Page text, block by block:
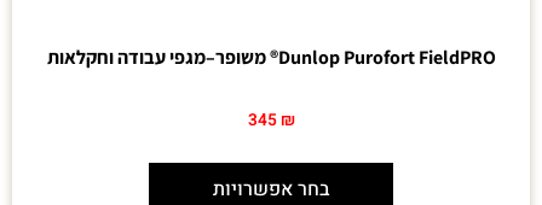
Dunlop Purofort FieldPRO® משופר–מגפי עבודה וחקלאות
345 ₪
בחר אפשרויות